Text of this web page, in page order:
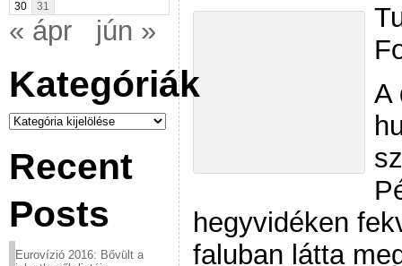
30
31
« ápr jún »
Kategóriák
Kategóriák
Recent
Posts
Eurovízió 2016: Bővült a
A
hegyvidéken
faluban látta